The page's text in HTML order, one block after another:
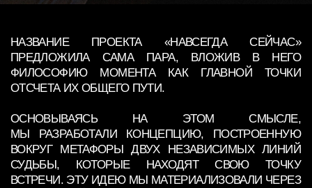
ВОКРУГ МЕТАФОРЫ ДВУХ НЕЗАВИСИМЫХ ЛИНИЙ
СУДЬБЫ, КОТОРЫЕ НАХОДЯТ СВОЮ ТОЧКУ
ВСТРЕЧИ. ЭТУ ИДЕЮ МЫ МАТЕРИАЛИЗОВАЛИ ЧЕРЕЗ
ВИЗУАЛЬНЫЙ КОД, ОТРАЗИВ ЭТО В ДЕКОРЕ
С ПОМОЩЬЮ МАСШТАБНЫХ ПОЛОТЕН ТКАНИ
ДВЕ ИСТОРИИ.
ЭТОТ ПРОЕКТ ДОКАЗАЛ, ЧТО ДЛЯ СОЗДАНИЯ
ГЛУБОКОЙ АТМОСФЕРЫ НЕ НУЖНЫ ИЗЛИШЕСТВА.
ДОСТАТОЧНО ЧЕТКОЙ ИДЕИ, ИГРЫ СВЕТА
И ВНИМАНИЯ К ДЕТАЛЯМ, ЧТОБЫ ПОДЧЕРКНУТЬ